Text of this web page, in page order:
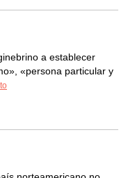
a establecer
«persona particular y